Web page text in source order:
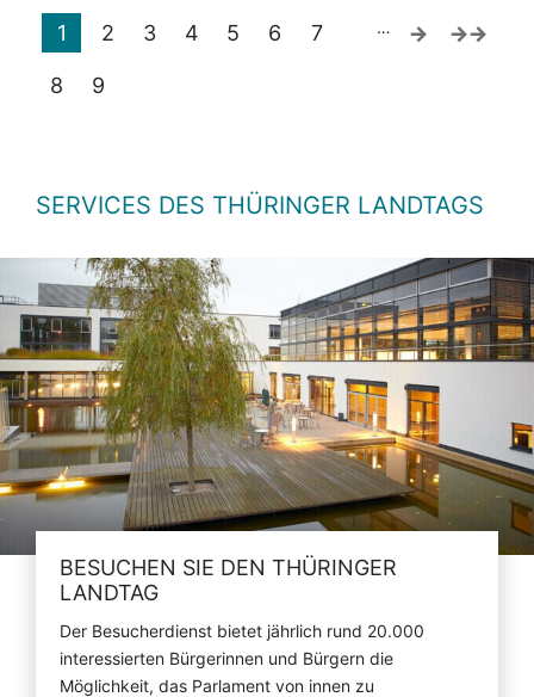
1 2 3 4 5 6 7
8 9
…
SERVICES DES THÜRINGER LANDTAGS
BESUCHEN SIE DEN THÜRINGER
LANDTAG
Der Besucherdienst bietet jährlich rund 20.000
interessierten Bürgerinnen und Bürgern die
Möglichkeit, das Parlament von innen zu